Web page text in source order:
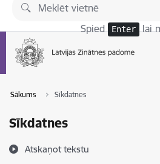
Pāriet uz lapas saturu
Spied Enter lai
Sākums Sīkdatnes
Sīkdatnes
Atskaņot tekstu